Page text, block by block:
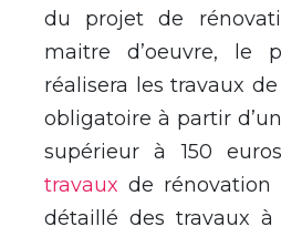
du projet de
maitre d’oeuvre, le
réalisera les travaux
obligatoire à partir
supérieur à 150
travaux de
détaillé des travaux